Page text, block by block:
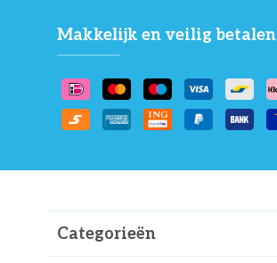
Makkelijk en veilig betalen
Categorieën